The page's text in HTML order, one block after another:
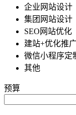
企业网站设计
集团网站设计
SEO网站优化
建站+优化推广
微信小程序定
其他
预算